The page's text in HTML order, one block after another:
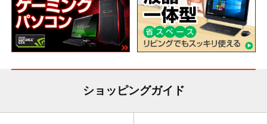
ショッピングガイド